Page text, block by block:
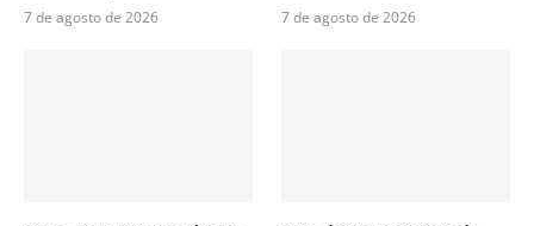
7 de agosto de 2026 7 de agosto de 2026